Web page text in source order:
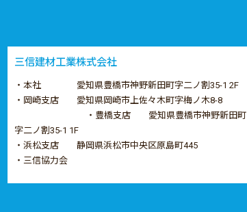
三信建材工業株式会社
・本社 愛知県豊橋市神野新田町字二ノ割35-1 2F
・岡崎支店 愛知県岡崎市上佐々木町字梅ノ木8-8
・豊橋支店 愛知県豊橋市神野新田町
字二ノ割35-1 1F
・浜松支店 静岡県浜松市中央区原島町445
・三信協力会